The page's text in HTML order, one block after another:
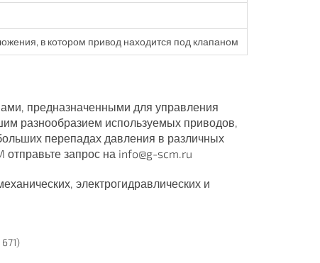
в котором привод находится под клапаном
предназначенными для управления
разнообразием используемых приводов,
перепадах давления в различных
запрос на info@g-scm.ru
электрогидравлических и